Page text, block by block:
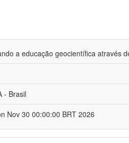
a educação geocientífica através
- Brasil
Nov 30 00:00:00 BRT 2026